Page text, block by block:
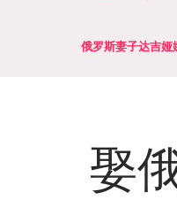
俄罗斯妻子达吉
娶